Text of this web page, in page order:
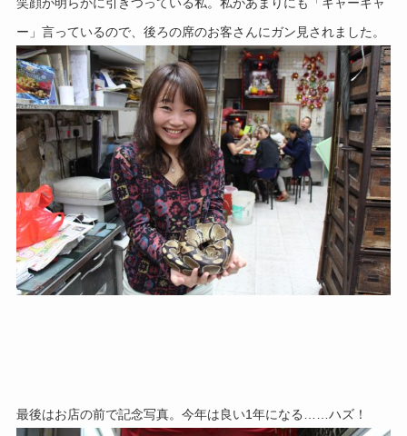
ー」言っているので、 後ろの席のお客さんにガン見されました。
最後はお店の前で記念写真。今年は良い1年になる……ハズ！